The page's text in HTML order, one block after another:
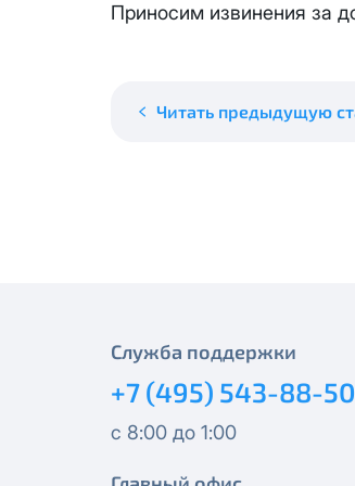
Приносим извинения за
Читать предыдущую
Служба поддержки
+7 (495) 543-88-50
с 8:00 до 1:00
Спутник 40
Эксклюзив
МойДом500
IP-адрес